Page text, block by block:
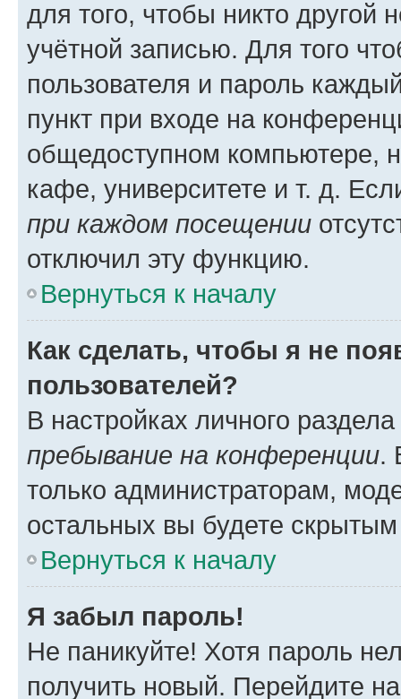
для того, чтобы никто другой
учётной записью. Для того
пользователя и пароль
пункт при входе на
общедоступном компьютере,
кафе, университете и т. д.
при каждом посещении
отключил эту функцию.
Вернуться к началу
Как сделать, чтобы я не
пользователей?
В настройках личного
пребывание на конференции.
только администраторам,
остальных вы будете
Вернуться к началу
Я забыл пароль!
Не паникуйте! Хотя пароль
получить новый. Перейдите